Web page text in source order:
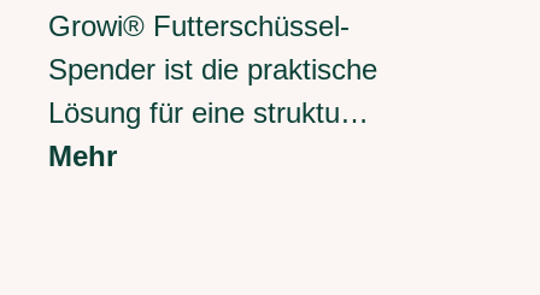
Growi® Futterschüssel-
Spender ist die praktische
Lösung für eine struktu…
Mehr